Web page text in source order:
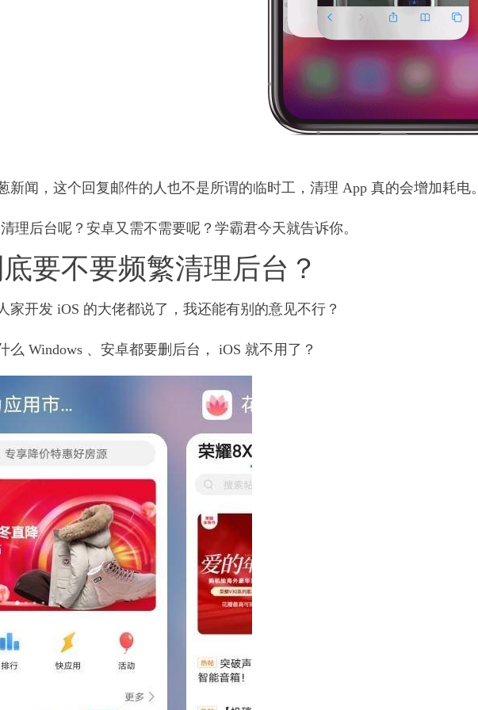
新闻，这个回复邮件的人也不是所谓的临时工，清理 App 真的会增加耗电
理后台呢？安卓又需不需要呢？学霸君今天就告诉你。
要不要频繁清理后台？
家开发 iOS 的大佬都说了，我还能有别的意见不行？
Windows 、安卓都要删后台， iOS 就不用了？